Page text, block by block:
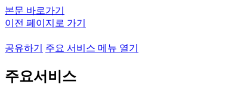
본문 바로가기
이전 페이지로 가기
공유하기 주요 서비스 메뉴 열기
주요서비스